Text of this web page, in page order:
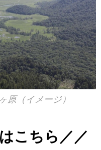
原（イメージ）
こちら／／